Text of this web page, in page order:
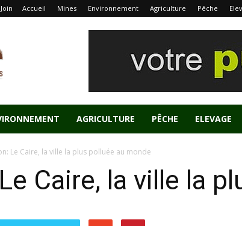
Accueil Mines Environnement Agriculture Pêche
AGRICULTURE PÊCHE ELEVAGE
Le Caire, la ville la plus polluée au monde
Caire, la ville la